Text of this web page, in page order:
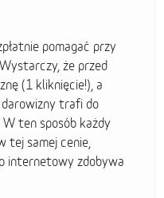
pomagać przy
że przed
(1 kliknięcie!), a
trafi do
ten sposób każdy
tej samej cenie,
internetowy zdobywa